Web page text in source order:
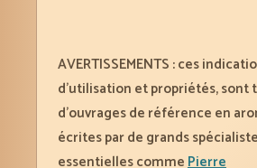
AVERTISSEMENTS : ces
d’utilisation et propriétés, sont
d’ouvrages de référence en
écrites par de grands
essentielles commePierre